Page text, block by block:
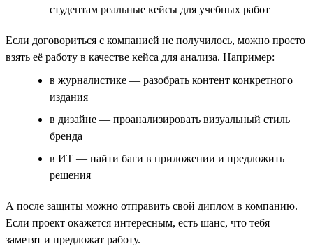
студентам реальные кейсы для учебных работ
Если договориться с компанией не получилось, можно просто
взять её работу в качестве кейса для анализа. Например:
в журналистике — разобрать контент конкретного
издания
в дизайне — проанализировать визуальный стиль
бренда
в ИТ — найти баги в приложении и предложить
решения
А после защиты можно отправить свой диплом в компанию.
Если проект окажется интересным, есть шанс, что тебя
заметят и предложат работу.